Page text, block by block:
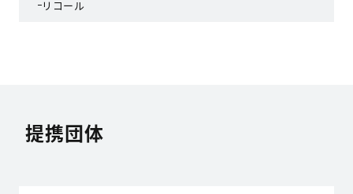
リコール
提携団体